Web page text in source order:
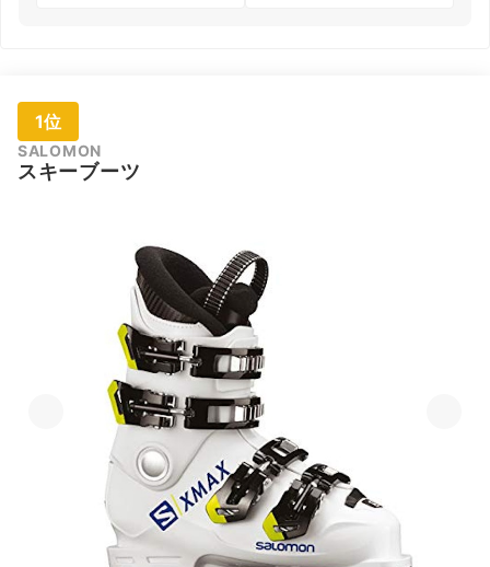
1位
SALOMON
スキーブーツ